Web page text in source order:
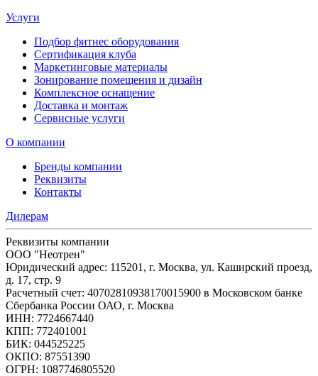
Услуги
Подбор фитнес оборудования
Сертификация клуба
Маркетинговые материалы
Зонирование помещения и дизайн
Комплексное оснащение
Доставка и монтаж
Сервисные услуги
О компании
Бренды компании
Реквизиты
Контакты
Дилерам
Реквизиты компании
ООО "Неотрен"
Юридический адрес: 115201, г. Москва, ул. Каширский проезд,
д. 17, стр. 9
Расчетный счет: 40702810938170015900 в Московском банке
Сбербанка России ОАО, г. Москва
ИНН: 7724667440
КПП: 772401001
БИК: 044525225
ОКПО: 87551390
ОГРН: 1087746805520